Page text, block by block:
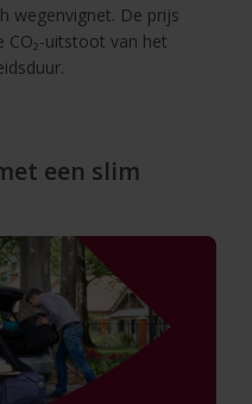
wegenvignet. De prijs
CO₂-uitstoot van het
een slim